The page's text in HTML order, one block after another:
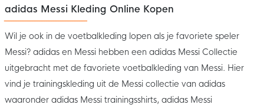
adidas Messi Kleding Online Kopen
Wil je ook in de voetbalkleding lopen als je favoriete speler
Messi? adidas en Messi hebben een adidas Messi Collectie
uitgebracht met de favoriete voetbalkleding van Messi. Hier
vind je trainingskleding uit de Messi collectie van adidas
waaronder adidas Messi trainingsshirts, adidas Messi